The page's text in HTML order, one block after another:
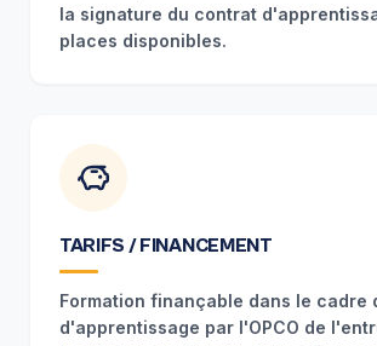
la signature du contrat
places disponibles.
TARIFS / FINANCEMENT
Formation finançable dans le cadre
d'apprentissage par l'OPCO de